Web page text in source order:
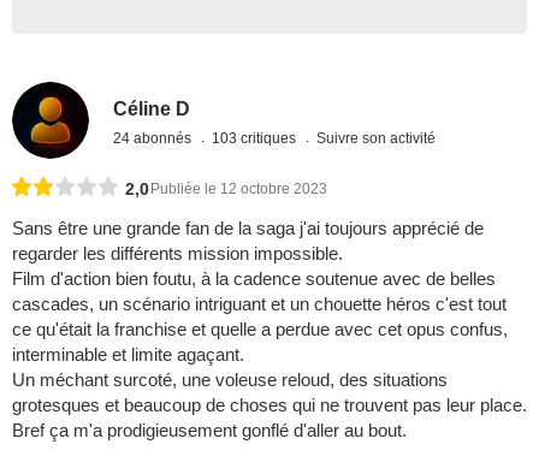
Céline D
24 abonnés 103 critiques Suivre son activité
2,0 Publiée le 12 octobre 2023
Sans être une grande fan de la saga j'ai toujours apprécié de
regarder les différents mission impossible.
Film d'action bien foutu, à la cadence soutenue avec de belles
cascades, un scénario intriguant et un chouette héros c'est tout
ce qu'était la franchise et quelle a perdue avec cet opus confus,
interminable et limite agaçant.
Un méchant surcoté, une voleuse reloud, des situations
grotesques et beaucoup de choses qui ne trouvent pas leur place.
Bref ça m'a prodigieusement gonflé d'aller au bout.